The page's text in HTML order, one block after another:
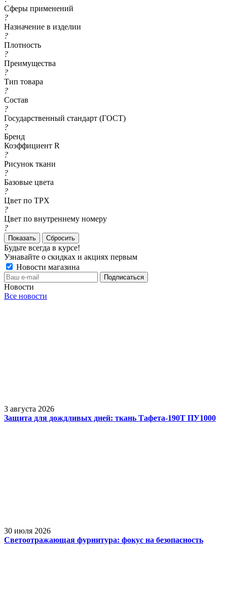
Сферы применений
?
Назначение в изделии
?
Плотность
?
Преимущества
?
Тип товара
?
Состав
?
Государственный стандарт (ГОСТ)
?
Бренд
Коэффициент R
?
Рисунок ткани
?
Базовые цвета
?
Цвет по TPX
?
Цвет по внутреннему номеру
?
Сбросить
Будьте всегда в курсе!
Узнавайте о скидках и акциях первым
Новости магазина
Новости
Все новости
3 августа 2026
Защита для дождливых дней: ткань Тафета-190Т ПУ1000
30 июля 2026
Светоотражающая фурнитура: фокус на безопасность